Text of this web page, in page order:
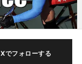
Xでフォローする